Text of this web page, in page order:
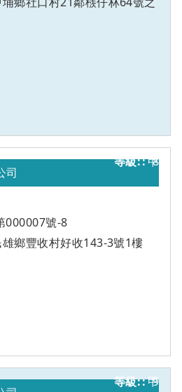
8
司
000007號-8
雄鄉豐收村好收143-3號1樓
甲
9
甲